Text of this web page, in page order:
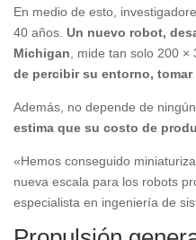
En medio de esto,
40 años.Un nuevo robot,
Michigan , mide tan solo 200
de percibir su entorno,
Además, no depende de
estima que su costo de
«Hemos conseguido
nueva escala para los robots
especialista en ingeniería de